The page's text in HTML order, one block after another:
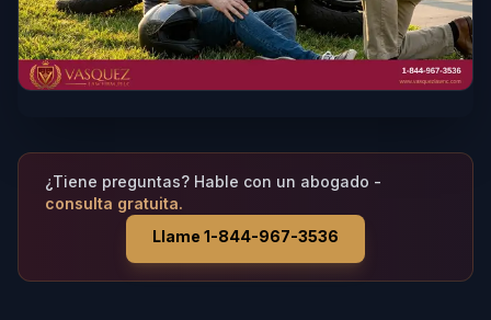
¿Tiene preguntas? Hable con un abogado -
consulta gratuita.
Llame 1-844-967-3536